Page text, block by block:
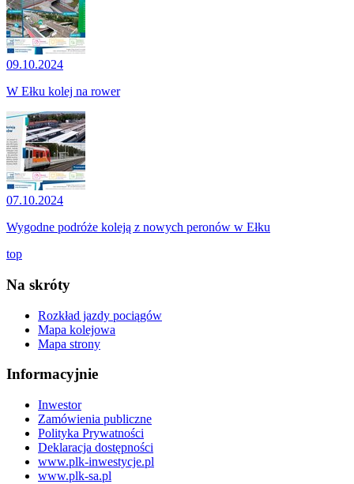
09.10.2024
W Ełku kolej na rower
07.10.2024
Wygodne podróże koleją z nowych peronów w Ełku
top
Na skróty
Rozkład jazdy pociągów
Mapa kolejowa
Mapa strony
Informacyjnie
Inwestor
Zamówienia publiczne
Polityka Prywatności
Deklaracja dostępności
www.plk-inwestycje.pl
www.plk-sa.pl